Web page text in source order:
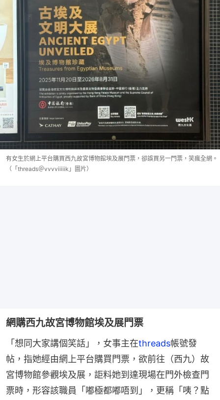
有女生於網上平台購買西九故宮博物館埃及展門票，卻誤買另一門票，笑瘋全網。
（「threads＠vvvviiiiik」圖片）
網購西九故宮博物館埃及展門票
「想同大家講個笑話」，女事主在threads帳號發
帖，指她經由網上平台購買門票，欲前往（西九）故
宮博物館參觀埃及展，詎料她到達現場在門外檢查門
票時，形容該職員「嘟極都嘟唔到」，更稱「咦？點